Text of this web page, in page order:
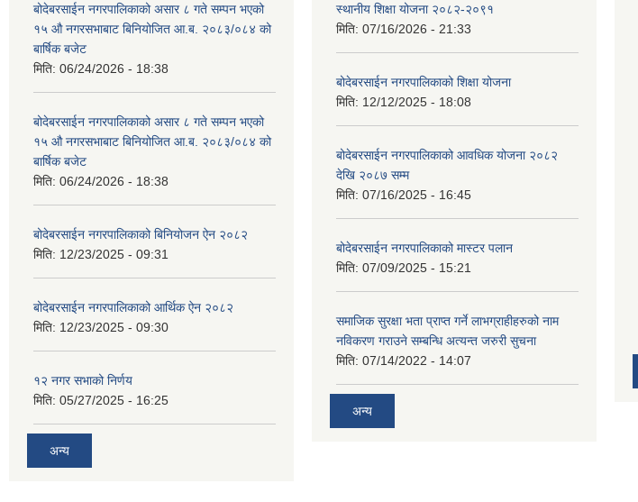
बोदेबरसाईन नगरपालिकाको असार ८ गते सम्पन भएको
१५ ‍‍‍औ नगरसभाबाट बिनियोजित आ.ब. २०८३/०८४ को
बार्षिक बजेट
मिति: 06/24/2026 - 18:38
बोदेबरसाईन नगरपालिकाको असार ८ गते सम्पन भएको
१५ ‍‍‍औ नगरसभाबाट बिनियोजित आ.ब. २०८३/०८४ को
बार्षिक बजेट
मिति: 06/24/2026 - 18:38
बोदेबरसाईन नगरपालिकाको बिनियोजन ऐन २०८२
मिति: 12/23/2025 - 09:31
बोदेबरसाईन नगरपालिकाको आर्थिक ऐन २०८२
मिति: 12/23/2025 - 09:30
१२ नगर सभाको निर्णय
मिति: 05/27/2025 - 16:25
अन्य
स्थानीय शिक्षा योजना २०८२-२०९१
मिति: 07/16/2026 - 21:33
बोदेबरसाईन नगरपालिकाको शिक्षा योजना
मिति: 12/12/2025 - 18:08
बोदेबरसाईन नगरपालिकाको आवधिक योजना २०८२
देखि २०८७ सम्म
मिति: 07/16/2025 - 16:45
बोदेबरसाईन नगरपालिकाको मास्टर पलान
मिति: 07/09/2025 - 15:21
समाजिक सुरक्षा भता प्राप्त गर्ने लाभग्राहीहरुको नाम
नविकरण गराउने सम्बन्धि अत्यन्त जरुरी सुचना
मिति: 07/14/2022 - 14:07
अन्य